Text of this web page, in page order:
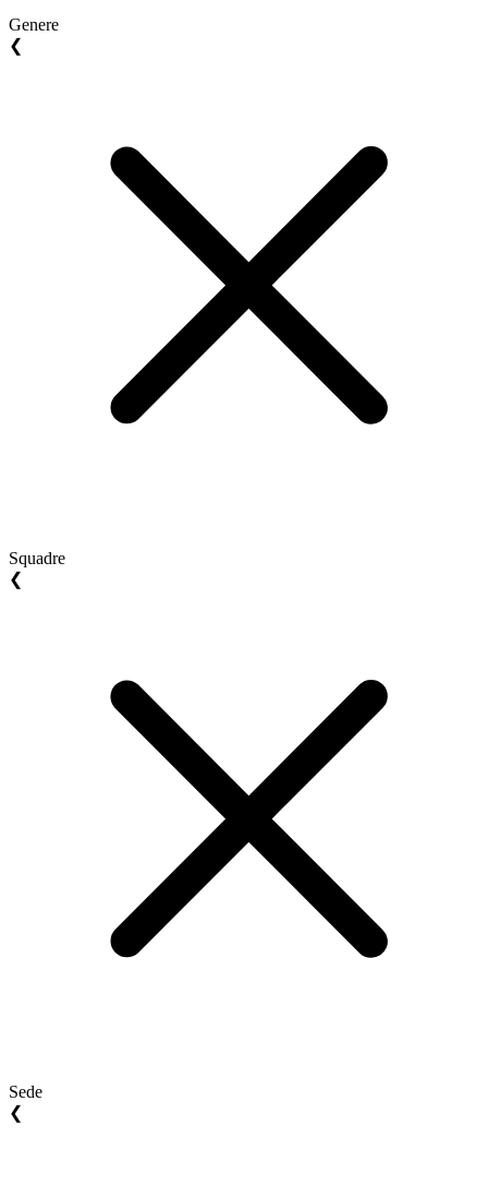
Genere
❮
Squadre
❮
Sede
❮